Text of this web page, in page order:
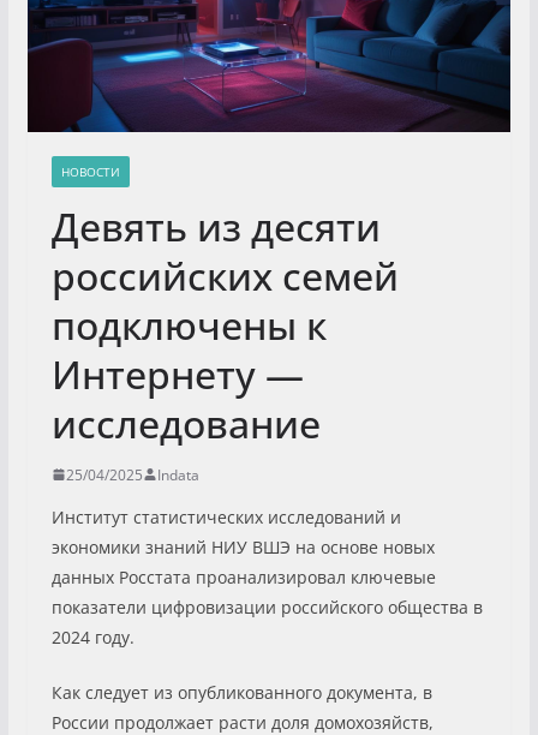
НОВОСТИ
Девять из десяти
российских семей
подключены к
Интернету —
исследование
25/04/2025 Indata
Институт статистических исследований и
экономики знаний НИУ ВШЭ на основе новых
данных Росстата проанализировал ключевые
показатели цифровизации российского общества в
2024 году.
Как следует из опубликованного документа, в
России продолжает расти доля домохозяйств,